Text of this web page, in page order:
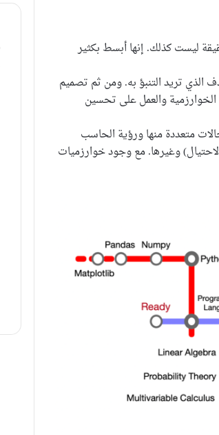
ليست كذلك. إنها أبسط بكثير
تريد التنبؤ به. ومن ثم تصميم
الخوارزمية والعمل على تحسين
متعددة منها ورؤية الحاسب
وغيرها. مع وجود خوارزميات